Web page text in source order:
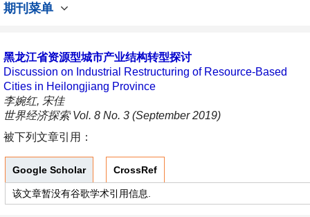
期刊菜单
黑龙江省资源型城市产业结构转型探讨
Discussion on Industrial Restructuring of Resource-Based
Cities in Heilongjiang Province
李婉红, 宋佳
世界经济探索 Vol. 8 No. 3 (September 2019)
被下列文章引用：
Google Scholar CrossRef
该文章暂没有谷歌学术引用信息.